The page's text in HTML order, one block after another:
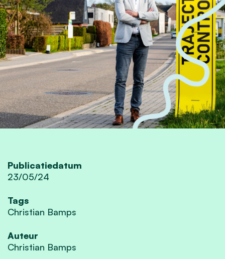
Publicatiedatum
23/05/24
Tags
Christian Bamps
Auteur
Christian Bamps